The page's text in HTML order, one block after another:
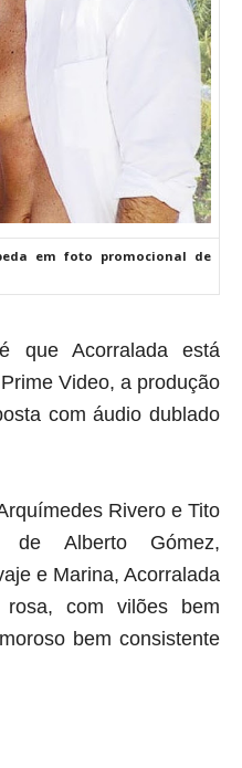
em foto promocional de
Acorralada está
Video, a produção
com áudio dublado
Rivero e Tito
Alberto Gómez,
e Marina, Acorralada
com vilões bem
bem consistente